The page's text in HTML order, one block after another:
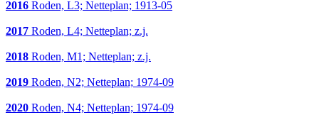
2016 Roden, L3; Netteplan; 1913-05
2017 Roden, L4; Netteplan; z.j.
2018 Roden, M1; Netteplan; z.j.
2019 Roden, N2; Netteplan; 1974-09
2020 Roden, N4; Netteplan; 1974-09